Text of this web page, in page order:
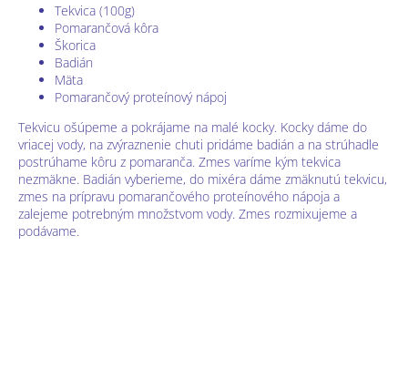
Tekvica (100g)
Pomarančová kôra
Škorica
Badián
Mäta
Pomarančový proteínový nápoj
Tekvicu ošúpeme a pokrájame na malé kocky. Kocky dáme do
vriacej vody, na zvýraznenie chuti pridáme badián a na strúhadle
postrúhame kôru z pomaranča. Zmes varíme kým tekvica
nezmäkne. Badián vyberieme, do mixéra dáme zmäknutú tekvicu,
zmes na prípravu pomarančového proteínového nápoja a
zalejeme potrebným množstvom vody. Zmes rozmixujeme a
podávame.